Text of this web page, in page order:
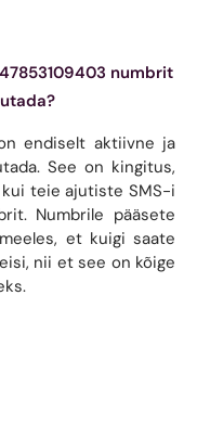
numbrit
endiselt aktiivne ja
See on kingitus,
teie ajutiste SMS-i
Numbrile pääsete
et kuigi saate
nii et see on kõige